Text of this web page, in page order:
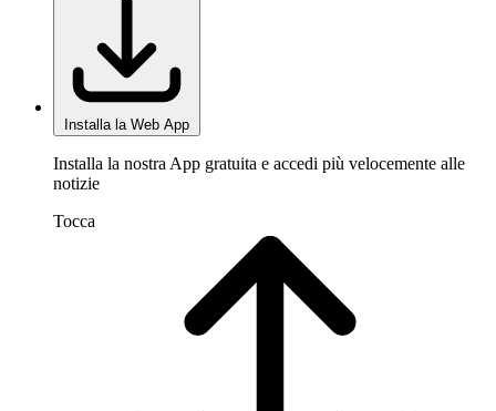
Installa la Web App
Installa la nostra App gratuita e accedi più velocemente alle
notizie
Tocca